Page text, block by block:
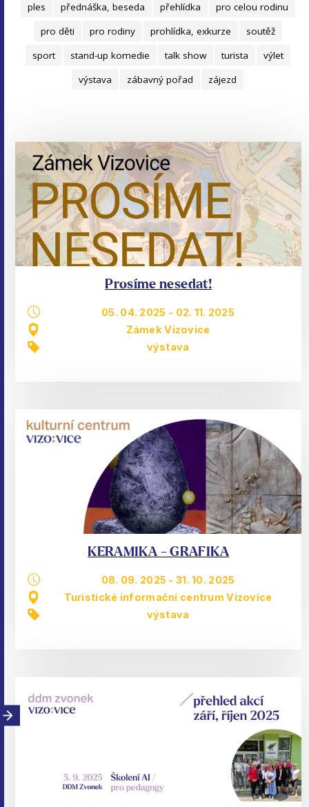
ples
přednáška, beseda přehlídka
pro celou rodinu
pro děti
pro rodiny prohlídka, exkurze
soutěž
sport
stand-up komedie talk show turista
výlet
výstava
zábavný pořad zájezd
Prosíme nesedat!
05. 04. 2025 - 02. 11. 2025
Zámek Vizovice
výstava
KERAMIKA - GRAFIKA
08. 09. 2025 -31. 10. 2025
Turistické informační centrum Vizovice
výstava